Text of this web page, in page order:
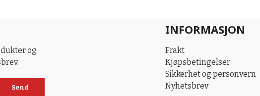
og
INFORMASJON
Frakt
Kjøpsbetingelser
Sikkerhet og personvern
Nyhetsbrev